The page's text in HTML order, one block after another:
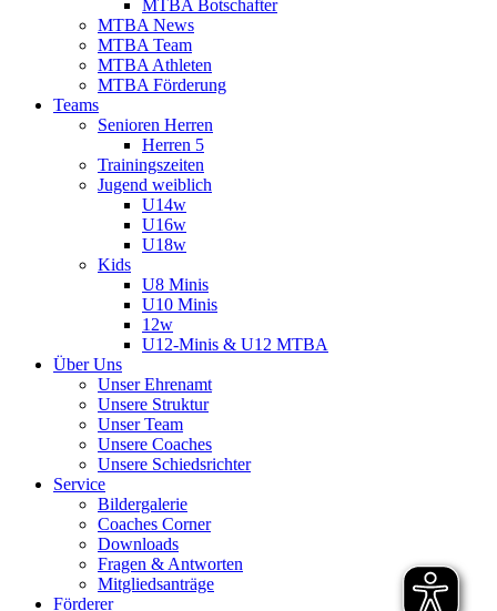
MTBA Botschafter
MTBA News
MTBA Team
MTBA Athleten
MTBA Förderung
Teams
Senioren Herren
Herren 5
Trainingszeiten
Jugend weiblich
U14w
U16w
U18w
Kids
U8 Minis
U10 Minis
12w
U12-Minis & U12 MTBA
Über Uns
Unser Ehrenamt
Unsere Struktur
Unser Team
Unsere Coaches
Unsere Schiedsrichter
Service
Bildergalerie
Coaches Corner
Downloads
Fragen & Antworten
Mitgliedsanträge
Förderer